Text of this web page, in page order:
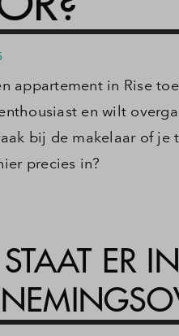
appartement in Rise
en wilt
bij de makelaar of je
precies in?
ER